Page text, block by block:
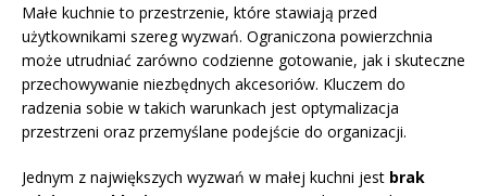
Małe kuchnie to przestrzenie, które stawiają przed
użytkownikami szereg wyzwań. Ograniczona powierzchnia
może utrudniać zarówno codzienne gotowanie, jak i skuteczne
przechowywanie niezbędnych akcesoriów. Kluczem do
radzenia sobie w takich warunkach jest optymalizacja
przestrzeni oraz przemyślane podejście do organizacji.
Jednym z największych wyzwań w małej kuchni jest brak